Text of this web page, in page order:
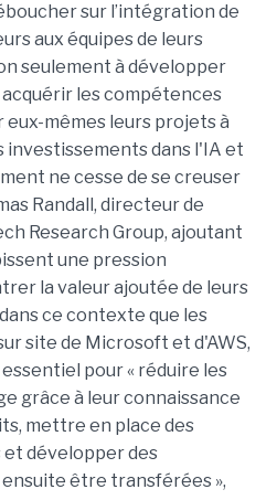
sur l’intégration de
aux équipes de leurs
seulement à développer
acquérir les compétences
mêmes leurs projets à
investissements dans l'IA et
ne cesse de se creuser
Randall, directeur de
Research Group, ajoutant
une pression
la valeur ajoutée de leurs
ce contexte que les
site de Microsoft et d'AWS,
pour « réduire les
grâce à leur connaissance
mettre en place des
développer des
être transférées »,